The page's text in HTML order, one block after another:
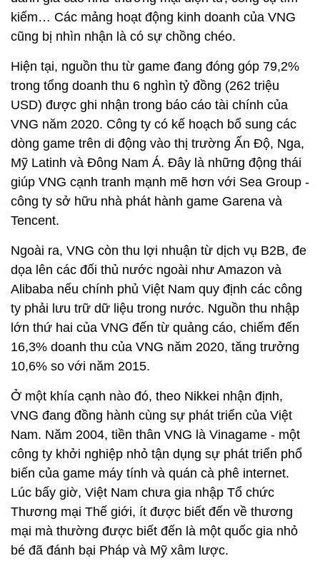
“Câu hỏi đặt ra là liệu họ có thể khai thác vào các
ông Tuấn Hồ nói.
Kể từ khi thành lập, VNG đã trở thành một công ty
đa ngành nghề với hơn 20 mảng dịch vụ khác nhau
như fintech, điện toán đám mây, game và ứng dụng
trò chuyện. Trong đó, nhiều dịch vụ không được
đánh giá cao như thương mại điện tử, công cụ tìm
kiếm… Các mảng hoạt động kinh doanh của VNG
cũng bị nhìn nhận là có sự chồng chéo.
Hiện tại, nguồn thu từ game đang đóng góp 79,2%
trong tổng doanh thu 6 nghìn tỷ đồng (262 triệu
USD) được ghi nhận trong báo cáo tài chính của
VNG năm 2020. Công ty có kế hoạch bổ sung các
dòng game trên di động vào thị trường Ấn Độ, Nga,
Mỹ Latinh và Đông Nam Á. Đây là những động thái
giúp VNG cạnh tranh mạnh mẽ hơn với Sea Group -
Tencent.
Ngoài ra, VNG còn thu lợi nhuận từ dịch vụ B2B, đe
dọa lên các đối thủ nước ngoài như Amazon và
Alibaba nếu chính phủ Việt Nam quy định các công
ty phải lưu trữ dữ liệu trong nước. Nguồn thu nhập
lớn thứ hai của VNG đến từ quảng cáo, chiếm đến
16,3% doanh thu của VNG năm 2020, tăng trưởng
10,6% so với năm 2015.